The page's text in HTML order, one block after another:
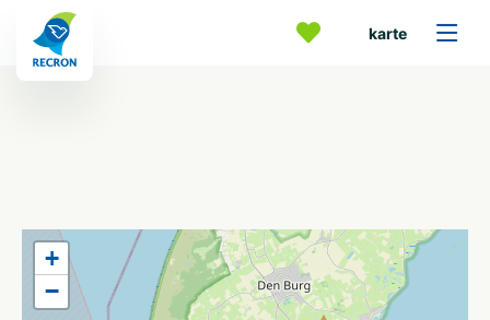
karte
+
−